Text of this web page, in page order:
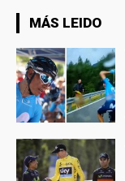
MÁS LEIDO